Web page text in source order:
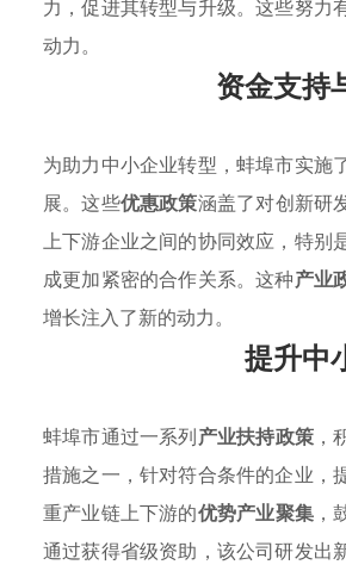
力，促进其转型与升级。这些努力
动力。
资金支持
为助力中小企业转型，蚌埠市实施
展。这些优惠政策涵盖了对创新研
上下游企业之间的协同效应，特别
成更加紧密的合作关系。这种产业
增长注入了新的动力。
提升中
蚌埠市通过一系列产业扶持政策，
措施之一，针对符合条件的企业，
重产业链上下游的优势产业聚集，
通过获得省级资助，该公司研发出